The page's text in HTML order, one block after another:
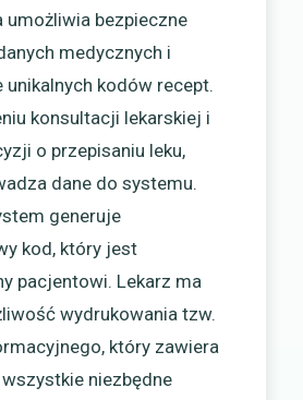
umożliwia bezpieczne
medycznych i
unikalnych kodów recept.
konsultacji lekarskiej i
o przepisaniu leku,
dane do systemu.
generuje
kod, który jest
pacjentowi. Lekarz ma
wydrukowania tzw.
który zawiera
niezbędne